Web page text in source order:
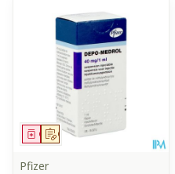
Op voorschrift
Geneesmiddel
Pfizer